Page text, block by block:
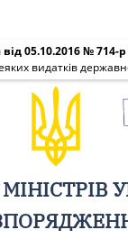
05.10.2016 № 714-р